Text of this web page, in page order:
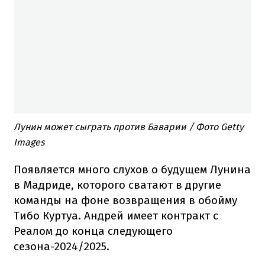
Лунин может сыграть против Баварии / Фото Getty
Images
Появляется много слухов о будущем Лунина
в Мадриде, которого сватают в другие
команды на фоне возвращения в обойму
Тибо Куртуа. Андрей имеет контракт с
Реалом до конца следующего
сезона-2024/2025.